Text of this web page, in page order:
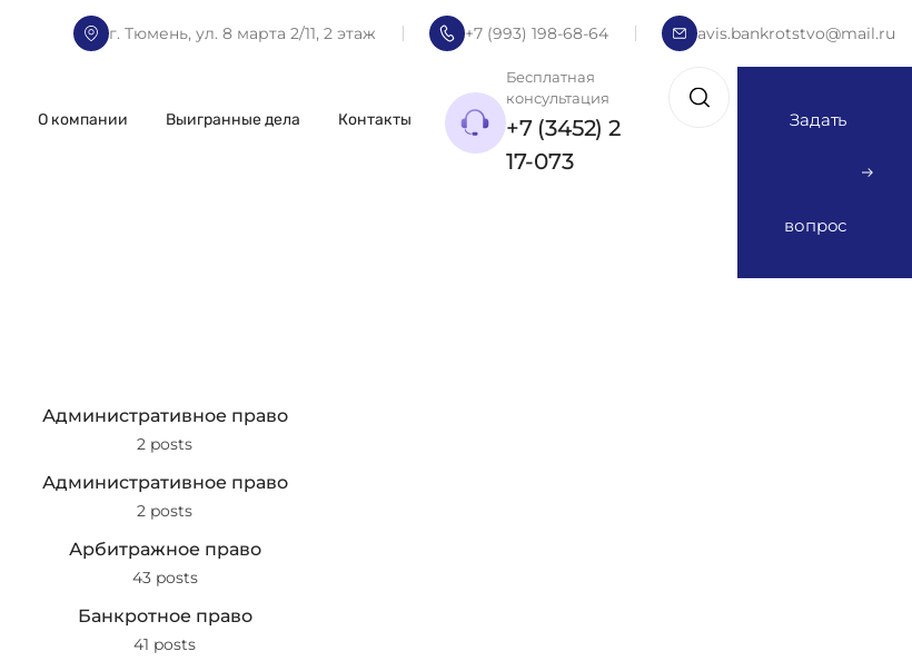
г. Тюмень, ул. 8 марта 2/11, 2 этаж +7 (993) 198-68-64 avis.bankrotstvo@mail.ru
О компании Выигранные дела Контакты
Бесплатная
консультация
+7 (3452) 2
17-073
Задать
вопрос
Административное право
2 posts
Административное право
2 posts
Арбитражное право
43 posts
Банкротное право
41 posts